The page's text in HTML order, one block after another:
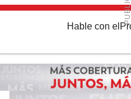
Hable con el